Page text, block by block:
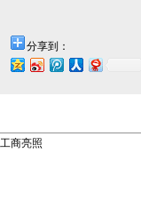
分享到：
工商亮照